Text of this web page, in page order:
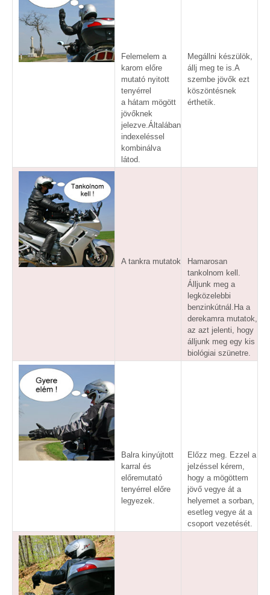
Felemelem a
karom előre
mutató nyitott
tenyérrel
a hátam mögött
jövőknek
jelezve.Általában
indexeléssel
kombinálva
látod.
Megállni készülök,
állj meg te is.A
szembe jövők ezt
köszöntésnek
érthetik.
A tankra mutatok
Hamarosan
tankolnom kell.
Álljunk meg a
legközelebbi
benzinkútnál.Ha a
derekamra mutatok,
az azt jelenti, hogy
álljunk meg egy kis
biológiai szünetre.
Balra kinyújtott
karral és
előremutató
tenyérrel előre
legyezek.
Előzz meg. Ezzel a
jelzéssel kérem,
hogy a mögöttem
jövő vegye át a
helyemet a sorban,
esetleg vegye át a
csoport vezetését.